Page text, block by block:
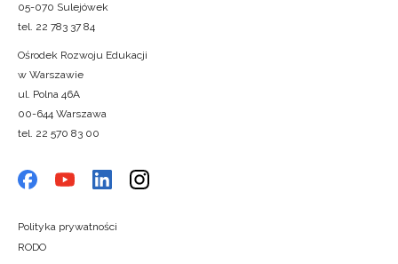
05-070 Sulejówek
tel. 22 783 37 84
Ośrodek Rozwoju Edukacji
w Warszawie
ul. Polna 46A
00-644 Warszawa
tel. 22 570 83 00
Polityka prywatności
RODO